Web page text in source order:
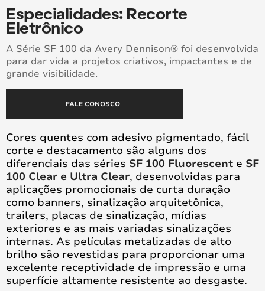
Especialidades: Recorte
Eletrônico
A Série SF 100 da Avery Dennison® foi desenvolvida
para dar vida a projetos criativos, impactantes e de
grande visibilidade.
FALE CONOSCO
Cores quentes com adesivo pigmentado, fácil
corte e destacamento são alguns dos
diferenciais das séries SF 100 Fluorescent e SF
100 Clear e Ultra Clear, desenvolvidas para
aplicações promocionais de curta duração
como banners, sinalização arquitetônica,
trailers, placas de sinalização, mídias
exteriores e as mais variadas sinalizações
internas. As películas metalizadas de alto
brilho são revestidas para proporcionar uma
excelente receptividade de impressão e uma
superfície altamente resistente ao desgaste.